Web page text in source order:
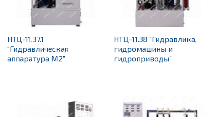
НТЦ-11.37.1
“Гидравлическая
аппаратура М2”
НТЦ-11.38 “Гидравлика,
гидромашины и
гидроприводы”